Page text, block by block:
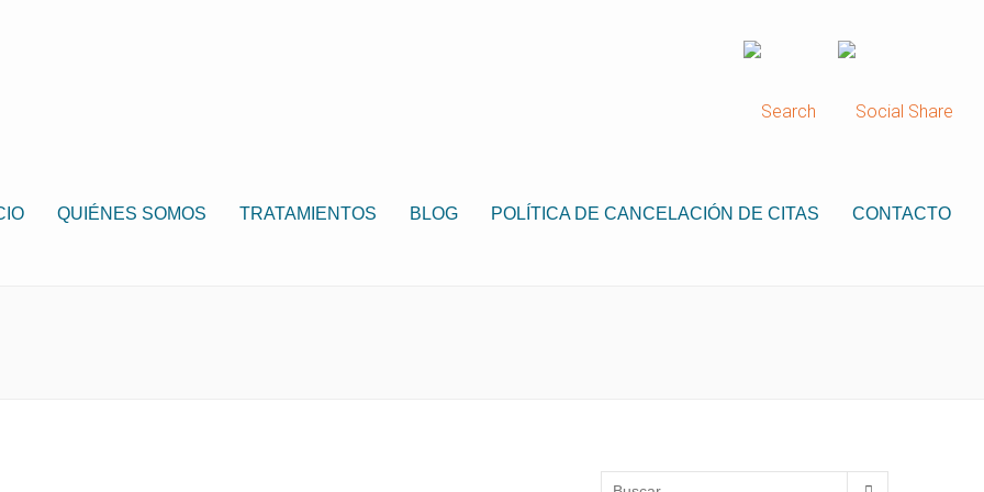
QUIÉNES SOMOS TRATAMIENTOS BLOG POLÍTICA DE CANCELACIÓN DE CITAS CONTACTO